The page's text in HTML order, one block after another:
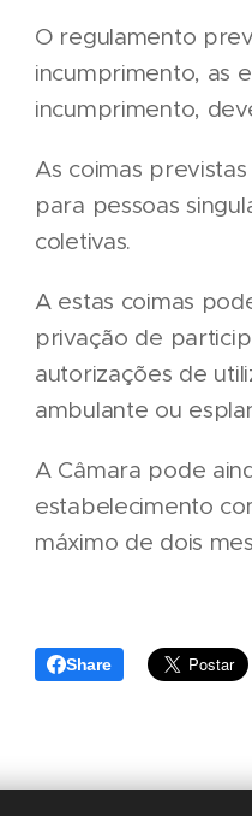
O regulamento
incumprimento, as
incumprimento,
As coimas
para pessoas
coletivas.
A estas coimas
privação de
autorizações de
ambulante ou
A Câmara pode
estabelecimento
máximo de dois
Share